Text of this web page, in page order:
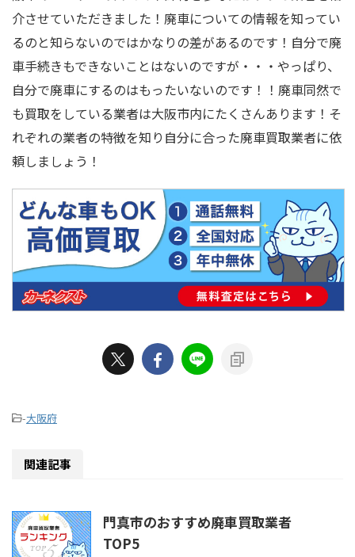
介させていただきました！廃車についての情報を知ってい
るのと知らないのではかなりの差があるのです！自分で廃
車手続きもできないことはないのですが・・・やっぱり、
自分で廃車にするのはもったいないのです！！廃車同然で
も買取をしている業者は大阪市内にたくさんあります！そ
れぞれの業者の特徴を知り自分に合った廃車買取業者に依
頼しましょう！
-大阪府
関連記事
門真市のおすすめ廃車買取業者
TOP5